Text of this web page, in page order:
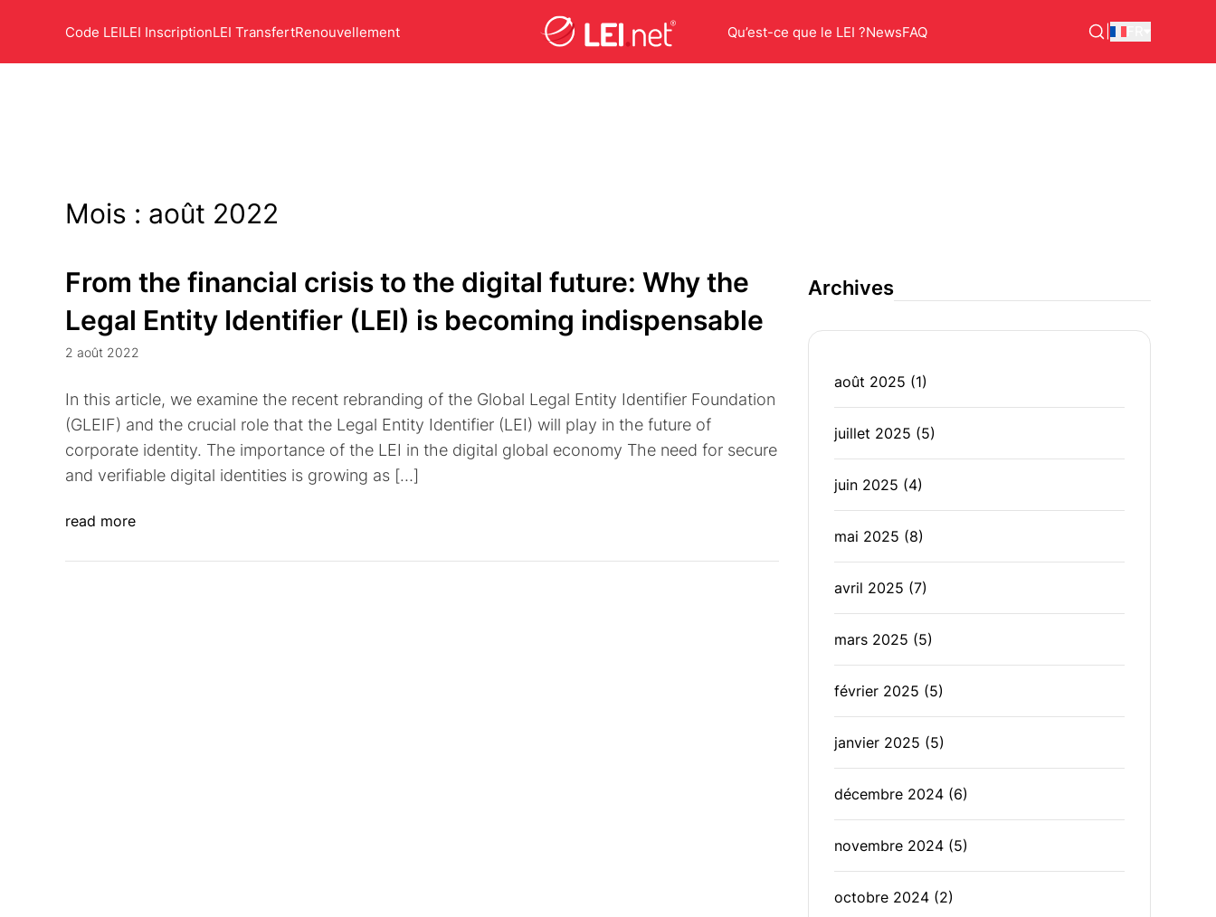
Code LEILEI InscriptionLEI TransfertRenouvellement Qu’est-ce que le LEI ?NewsFAQ
Mois : août 2022
From the financial crisis to the digital future: Why the
Legal Entity Identifier (LEI) is becoming indispensable
2 août 2022
In this article, we examine the recent rebranding of the Global Legal Entity Identifier Foundation
(GLEIF) and the crucial role that the Legal Entity Identifier (LEI) will play in the future of
corporate identity. The importance of the LEI in the digital global economy The need for secure
and verifiable digital identities is growing as […]
read more
Archives
août 2025 (1)
juillet 2025 (5)
juin 2025 (4)
mai 2025 (8)
avril 2025 (7)
mars 2025 (5)
février 2025 (5)
janvier 2025 (5)
décembre 2024 (6)
novembre 2024 (5)
octobre 2024 (2)